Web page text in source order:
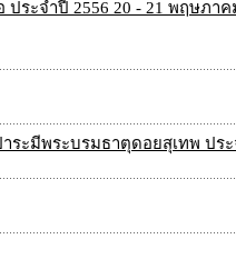
ระจำปี 2556 20 - 21 พฤษภา
ะมีพระบรมธาตุดอยสุเทพ ประ